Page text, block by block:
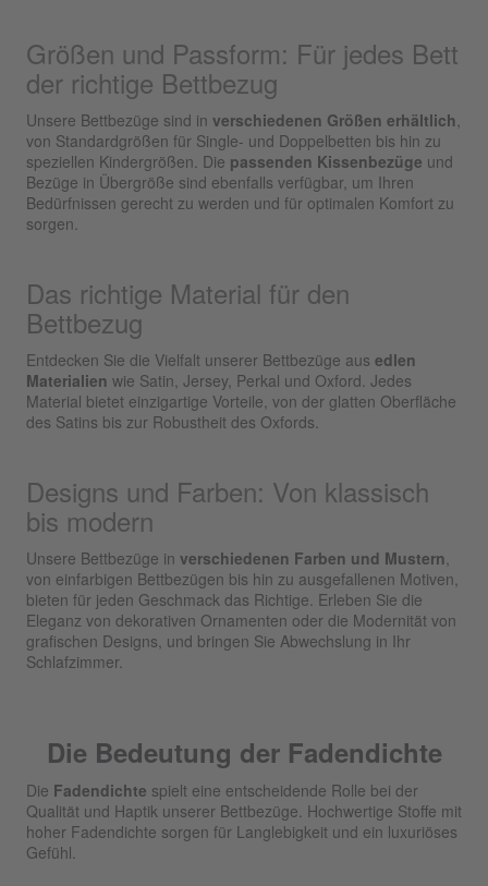
Größen und Passform: Für jedes Bett
der richtige Bettbezug
Unsere Bettbezüge sind in verschiedenen Größen erhältlich
von Standardgrößen für Single- und Doppelbetten bis hin zu
speziellen Kindergrößen. Die passenden Kissenbezüge und
Bezüge in Übergröße sind ebenfalls verfügbar, um Ihren
Bedürfnissen gerecht zu werden und für optimalen Komfort zu
sorgen.
Das richtige Material für den
Bettbezug
Entdecken Sie die Vielfalt unserer Bettbezüge aus edlen
Materialien wie Satin, Jersey, Perkal und Oxford. Jedes
Material bietet einzigartige Vorteile, von der glatten Oberfläche
des Satins bis zur Robustheit des Oxfords.
Designs und Farben: Von klassisch
bis modern
Unsere Bettbezüge in verschiedenen Farben und Mustern
von einfarbigen Bettbezügen bis hin zu ausgefallenen Motiven,
bieten für jeden Geschmack das Richtige. Erleben Sie die
Eleganz von dekorativen Ornamenten oder die Modernität von
grafischen Designs, und bringen Sie Abwechslung in Ihr
Schlafzimmer.
Die Bedeutung der Fadendichte
Die Fadendichte spielt eine entscheidende Rolle bei der
Qualität und Haptik unserer Bettbezüge. Hochwertige Stoffe mit
hoher Fadendichte sorgen für Langlebigkeit und ein luxuriöses
Gefühl.